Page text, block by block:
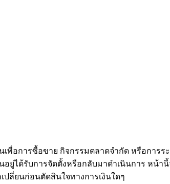
เพื่อการซื้อขาย กิจกรรมตลาดจำกัด หรือกา
ได้รับการจัดตั้งหรือกลับมาดำเนินการ หน้า
ลี่ยนก่อนตัดสินใจทางการเงินใดๆ